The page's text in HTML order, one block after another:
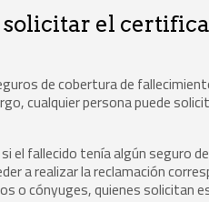
el
de cobertura de
cualquier persona puede
el fallecido tenía algún seguro
a realizar la reclamación
o cónyuges, quienes solicitan